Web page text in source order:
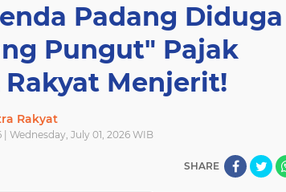
Padang Diduga
Pungut" Pajak
Menjerit!
Rakyat
| Wednesday, July 01, 2026 WIB
SHARE